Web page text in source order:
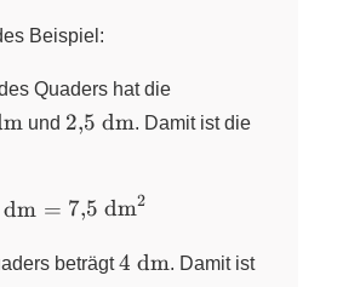
Beispiel:
Quaders hat die
und 2{,}5~\text{dm}
2,5 dm. Damit ist die
=
dm = 7,5 dm2
beträgt4~\text{dm}
4 dm. Damit ist